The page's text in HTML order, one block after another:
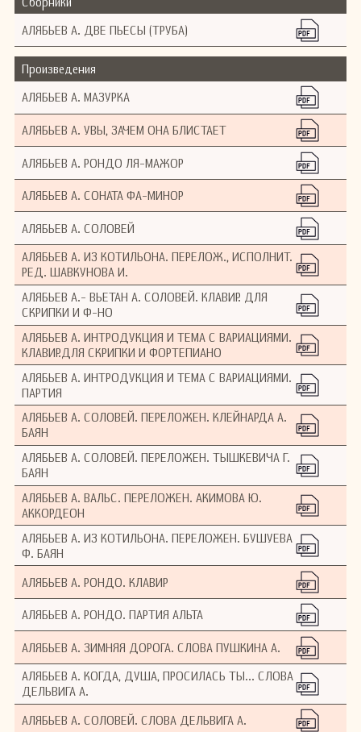
АЛЯБЬЕВ А. ДВЕ ПЬЕСЫ (ТРУБА)
Произведения
АЛЯБЬЕВ А. МАЗУРКА
АЛЯБЬЕВ А. УВЫ, ЗАЧЕМ ОНА БЛИСТАЕТ
АЛЯБЬЕВ А. РОНДО ЛЯ-МАЖОР
АЛЯБЬЕВ А. СОНАТА ФА-МИНОР
АЛЯБЬЕВ А. СОЛОВЕЙ
АЛЯБЬЕВ А. ИЗ КОТИЛЬОНА. ПЕРЕЛОЖ., ИСПОЛНИТ.
РЕД. ШАВКУНОВА И.
АЛЯБЬЕВ А.- ВЬЕТАН А. СОЛОВЕЙ. КЛАВИР. ДЛЯ
СКРИПКИ И Ф-НО
АЛЯБЬЕВ А. ИНТРОДУКЦИЯ И ТЕМА С ВАРИАЦИЯМИ.
КЛАВИР.ДЛЯ СКРИПКИ И ФОРТЕПИАНО
АЛЯБЬЕВ А. ИНТРОДУКЦИЯ И ТЕМА С ВАРИАЦИЯМИ.
ПАРТИЯ
АЛЯБЬЕВ А. СОЛОВЕЙ. ПЕРЕЛОЖЕН. КЛЕЙНАРДА А.
БАЯН
АЛЯБЬЕВ А. СОЛОВЕЙ. ПЕРЕЛОЖЕН. ТЫШКЕВИЧА Г.
БАЯН
АЛЯБЬЕВ А. ВАЛЬС. ПЕРЕЛОЖЕН. АКИМОВА Ю.
АККОРДЕОН
АЛЯБЬЕВ А. ИЗ КОТИЛЬОНА. ПЕРЕЛОЖЕН. БУШУЕВА
Ф. БАЯН
АЛЯБЬЕВ А. РОНДО. КЛАВИР
АЛЯБЬЕВ А. РОНДО. ПАРТИЯ АЛЬТА
АЛЯБЬЕВ А. ЗИМНЯЯ ДОРОГА. СЛОВА ПУШКИНА А.
АЛЯБЬЕВ А. КОГДА, ДУША, ПРОСИЛАСЬ ТЫ... СЛОВА
ДЕЛЬВИГА А.
АЛЯБЬЕВ А. СОЛОВЕЙ. СЛОВА ДЕЛЬВИГА А.